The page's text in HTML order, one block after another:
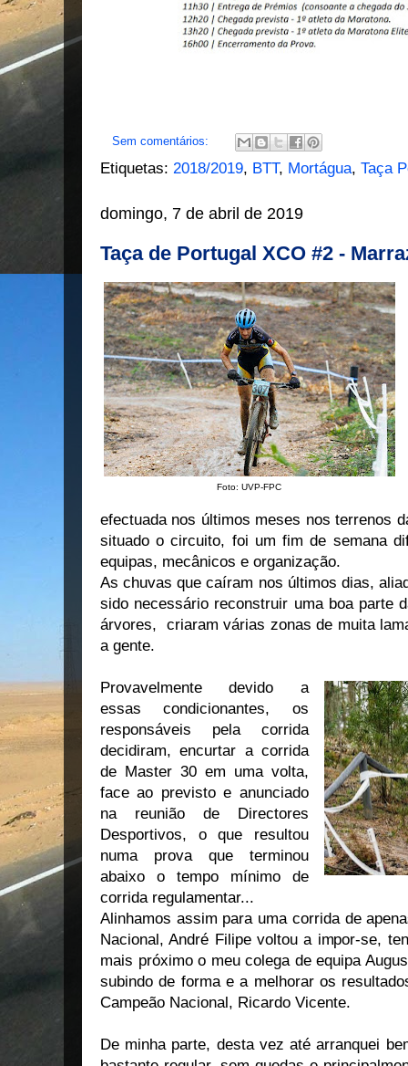
Sem comentários:
Etiquetas: 2018/2019, BTT, Mortágua, Taça
domingo, 7 de abril de 2019
Taça de Portugal XCO #2 -
Foto: UVP-FPC
efectuada nos últimos meses nos terrenos
situado o circuito, foi um fim de semana
equipas, mecânicos e organização.
As chuvas que caíram nos últimos dias,
sido necessário reconstruir uma boa parte
árvores, criaram várias zonas de muita
a gente.
Provavelmente devido a
essas condicionantes, os
responsáveis pela corrida
decidiram, encurtar a corrida
de Master 30 em uma volta,
face ao previsto e anunciado
na reunião de Directores
Desportivos, o que resultou
numa prova que terminou
abaixo o tempo mínimo de
corrida regulamentar...
Alinhamos assim para uma corrida de
Nacional, André Filipe voltou a impor-se,
mais próximo o meu colega de equipa
subindo de forma e a melhorar os
Campeão Nacional, Ricardo Vicente.
De minha parte, desta vez até arranquei